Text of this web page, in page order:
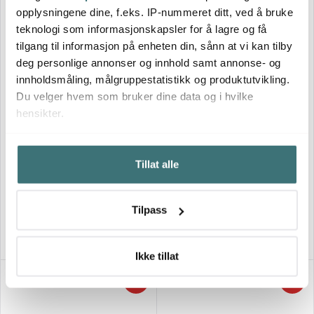
opplysningene dine, f.eks. IP-nummeret ditt, ved å bruke
teknologi som informasjonskapsler for å lagre og få
tilgang til informasjon på enheten din, sånn at vi kan tilby
deg personlige annonser og innhold samt annonse- og
innholdsmåling, målgruppestatistikk og produktutvikling.
Du velger hvem som bruker dine data og i hvilke
hensikter.
Hvis du gir oss lov, vil vi også gjerne:
Innhente informasjon om den geografiske
beliggenheten din, som kan være nøyaktig innenfor
Identifisere enheten din ved å aktivt skanne den for
kan du lese om hvordan dine personlige
brukes. Du kan hele tiden endre eller trekke tilbake ditt
Tillat alle
Tilpass
Ikke tillat
Modern House
Nemo skål 1,5L sand
På lager